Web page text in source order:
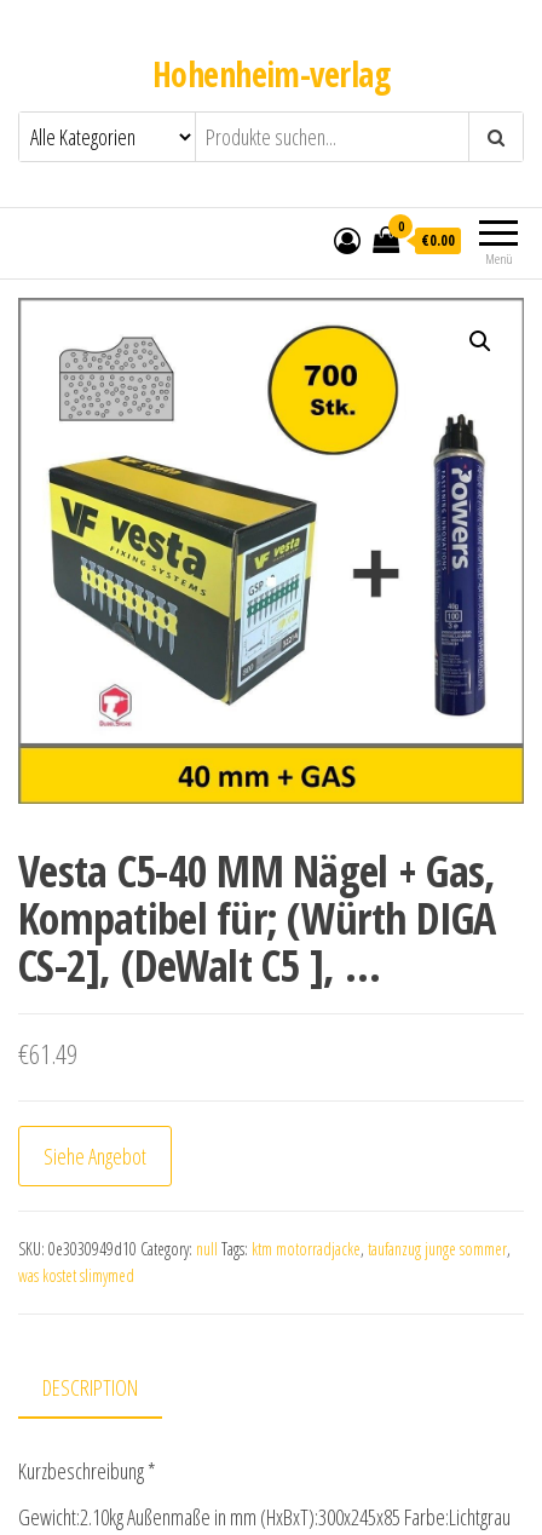
Hohenheim-verlag
Menü
0
€0.00
Vesta C5-40 MM Nägel + Gas,
Kompatibel für; (Würth DIGA
CS-2], (DeWalt C5 ], …
€61.49
Siehe Angebot
SKU: 0e3030949d10 Category: null Tags: ktm motorradjacke, taufanzug junge sommer,
was kostet slimymed
DESCRIPTION
Kurzbeschreibung *
Gewicht:2.10kg Außenmaße in mm (HxBxT):300x245x85 Farbe:Lichtgrau